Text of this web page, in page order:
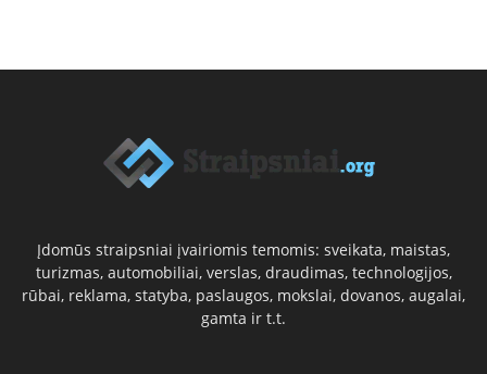
Įdomūs straipsniai įvairiomis temomis: sveikata, maistas,
turizmas, automobiliai, verslas, draudimas, technologijos,
rūbai, reklama, statyba, paslaugos, mokslai, dovanos, augalai,
gamta ir t.t.